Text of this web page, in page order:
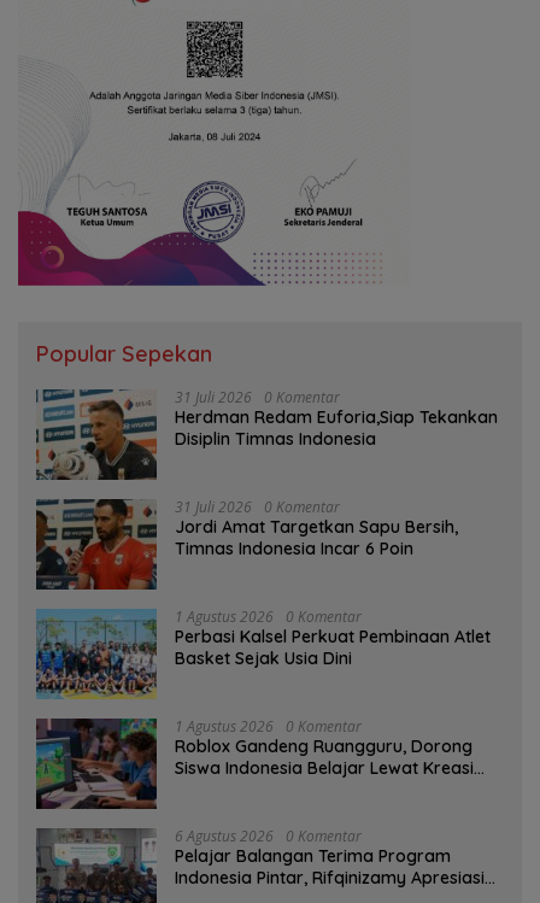
Popular Sepekan
31 Juli 2026 0 Komentar
Herdman Redam Euforia,Siap Tekankan
Disiplin Timnas Indonesia
31 Juli 2026 0 Komentar
Jordi Amat Targetkan Sapu Bersih,
Timnas Indonesia Incar 6 Poin
1 Agustus 2026 0 Komentar
Perbasi Kalsel Perkuat Pembinaan Atlet
Basket Sejak Usia Dini
1 Agustus 2026 0 Komentar
Roblox Gandeng Ruangguru, Dorong
Siswa Indonesia Belajar Lewat Kreasi
6 Agustus 2026 0 Komentar
Pelajar Balangan Terima Program
Indonesia Pintar, Rifqinizamy Apresiasi